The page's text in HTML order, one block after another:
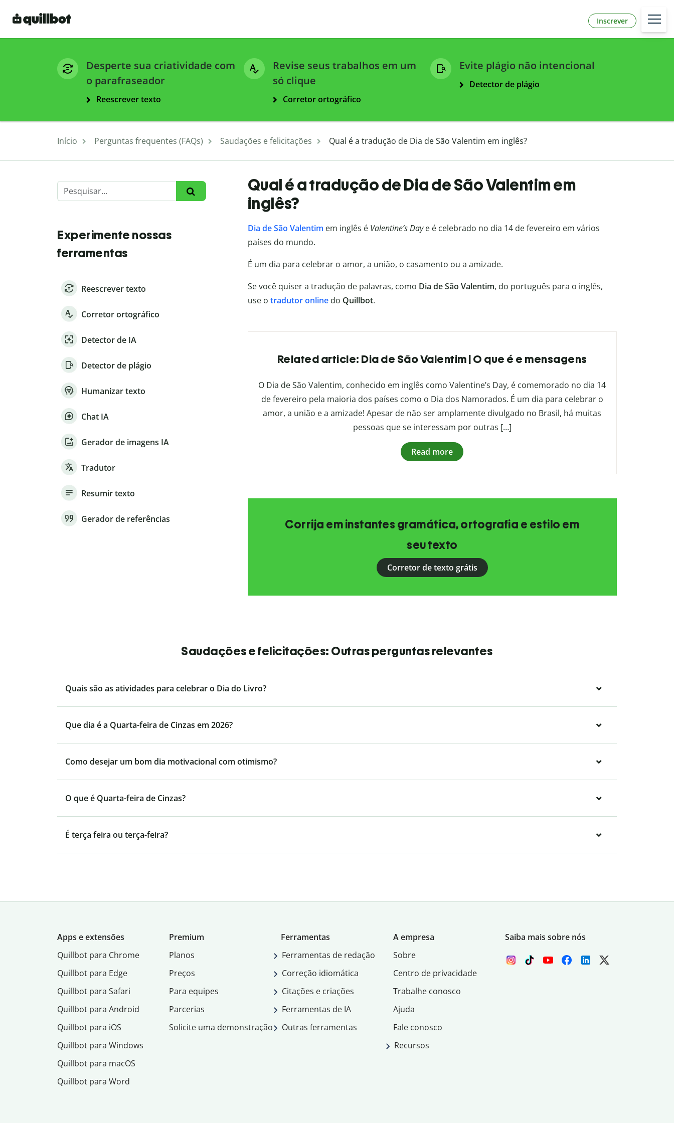
Inscrever
Desperte sua criatividade com
o parafraseador
Reescrever texto
Revise seus trabalhos em um
só clique
Corretor ortográfico
Evite plágio não intencional
Detector de plágio
Início Perguntas frequentes (FAQs) Saudações e felicitações Qual é a tradução de Dia de São Valentim em inglês?
Experimente nossas
ferramentas
Reescrever texto
Corretor ortográfico
Detector de IA
Detector de plágio
Humanizar texto
Chat IA
Gerador de imagens IA
Tradutor
Resumir texto
Gerador de referências
Qual é a tradução de Dia de São Valentim em
inglês?
Dia de São Valentim em inglês é Valentine’s Daye é celebrado no dia 14 de fevereiro em vários
países do mundo.
É um dia para celebrar o amor, a união, o casamento ou a amizade.
Se você quiser a tradução de palavras, como Dia de São Valentim, do português para o inglês,
use o tradutor onlinedo Quillbot.
Related article: Dia de São Valentim | O que é e mensagens
O Dia de São Valentim, conhecido em inglês como Valentine’s Day, é comemorado no dia 14
de fevereiro pela maioria dos países como o Dia dos Namorados. É um dia para celebrar o
amor, a união e a amizade! Apesar de não ser amplamente divulgado no Brasil, há muitas
pessoas que se interessam por outras […]
Read more
Corrija em instantes gramática, ortografia e estilo em
seu texto
Corretor de texto grátis
Saudações e felicitações: Outras perguntas relevantes
Quais são as atividades para celebrar o Dia do Livro?
Que dia é a Quarta-feira de Cinzas em 2026?
Como desejar um bom dia motivacional com otimismo?
O que é Quarta-feira de Cinzas?
É terça feira ou terça-feira?
Apps e extensões
Quillbot para Chrome
Quillbot para Edge
Quillbot para Safari
Quillbot para Android
Quillbot para iOS
Quillbot para Windows
Quillbot para macOS
Quillbot para Word
Premium
Planos
Preços
Para equipes
Parcerias
Solicite uma demonstração
Ferramentas
Ferramentas de redação
Correção idiomática
Citações e criações
Ferramentas de IA
Outras ferramentas
A empresa
Sobre
Centro de privacidade
Trabalhe conosco
Ajuda
Fale conosco
Recursos
Saiba mais sobre nós